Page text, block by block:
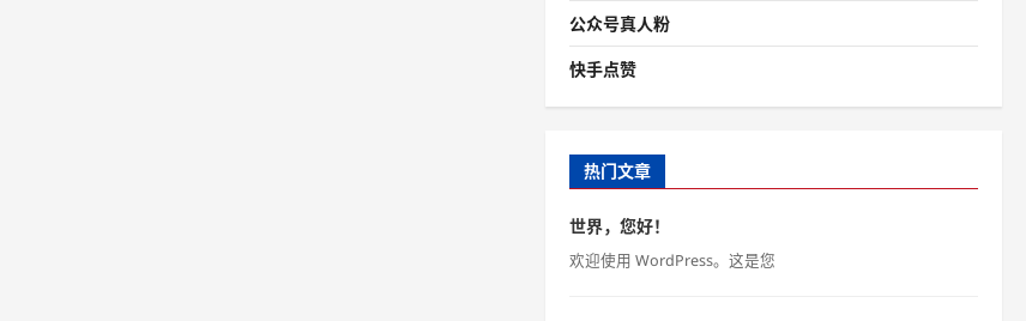
公众号真人粉
快手点赞
热门文章
世界，您好！
欢迎使用 WordPress。这是您